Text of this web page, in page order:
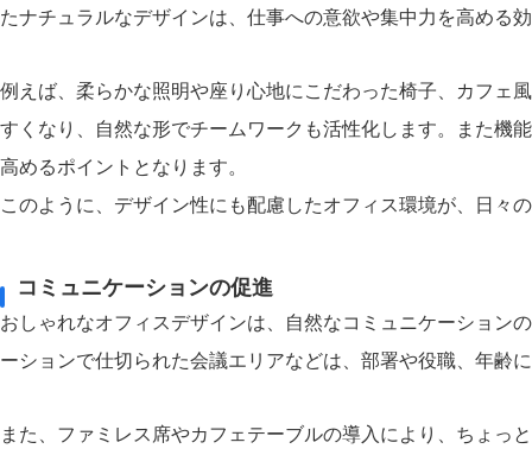
たナチュラルなデザインは、仕事への意欲や集中力を高める
例えば、柔らかな照明や座り心地にこだわった椅子、カフェ
すくなり、自然な形でチームワークも活性化します。また機
高めるポイントとなります。
このように、デザイン性にも配慮したオフィス環境が、日々
コミュニケーションの促進
おしゃれなオフィスデザインは、自然なコミュニケーション
ーションで仕切られた会議エリアなどは、部署や役職、年齢
また、ファミレス席やカフェテーブルの導入により、ちょ